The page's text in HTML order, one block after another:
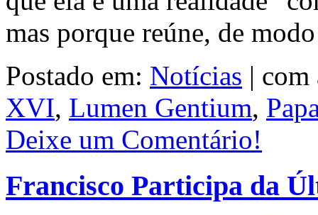
mas porque reúne, de
Postado em: Notícias | com
XVI, Lumen Gentium,
Deixe um Comentário!
Francisco Participa da